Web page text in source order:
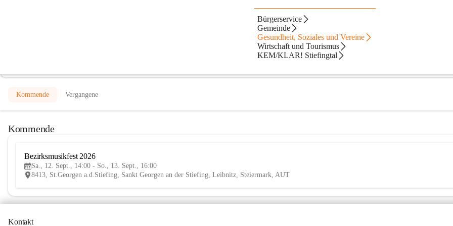
Bürgerservice
Gemeinde
Gesundheit, Soziales und Vereine
Wirtschaft und Tourismus
KEM/KLAR! Stiefingtal
Musikkapelle der Pfarre St. Georgen an der Stiefing
Kommende Vergangene
Kommende
Bezirksmusikfest 2026
Sa., 12. Sept., 14:00 - So., 13. Sept., 16:00
8413, St.Georgen a.d.Stiefing, Sankt Georgen an der Stiefing, Leibnitz, Steiermark, AUT
Kontakt